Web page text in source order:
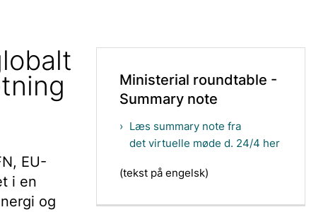
EU-
i en
og
Ministerial roundtable -
Summary note
Læs summary note fra
det virtuelle møde d. 24/4 her
(tekst på engelsk)